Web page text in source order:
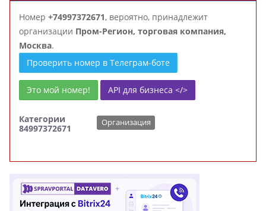
Номер +74997372671, вероятно, принадлежит
организации Пром-Регион, торговая компания,
Москва.
Проверить номер в Телеграм-боте
Это мой номер! API для бизнеса </>
Категории
84997372671
Организация